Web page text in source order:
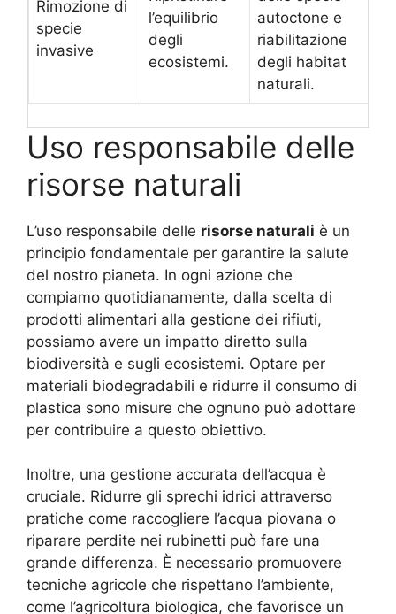
Rimozione di
specie
invasive
l’equilibrio
degli
ecosistemi.
autoctone e
riabilitazione
degli habitat
naturali.
Uso responsabile delle
risorse naturali
L’uso responsabile delle risorse naturali è un
principio fondamentale per garantire la salute
del nostro pianeta. In ogni azione che
compiamo quotidianamente, dalla scelta di
prodotti alimentari alla gestione dei rifiuti,
possiamo avere un impatto diretto sulla
biodiversità e sugli ecosistemi. Optare per
materiali biodegradabili e ridurre il consumo di
plastica sono misure che ognuno può adottare
per contribuire a questo obiettivo.
Inoltre, una gestione accurata dell’acqua è
cruciale. Ridurre gli sprechi idrici attraverso
pratiche come raccogliere l’acqua piovana o
riparare perdite nei rubinetti può fare una
grande differenza. È necessario promuovere
tecniche agricole che rispettano l’ambiente,
come l’agricoltura biologica, che favorisce un